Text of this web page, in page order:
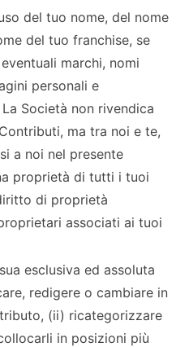
del tuo nome, del nome
del tuo franchise, se
marchi, nomi
personali e
Società non rivendica
ma tra noi e te,
a noi nel presente
proprietà di tutti i tuoi
di proprietà
associati ai tuoi
esclusiva ed assoluta
redigere o cambiare in
(ii) ricategorizzare
in posizioni più